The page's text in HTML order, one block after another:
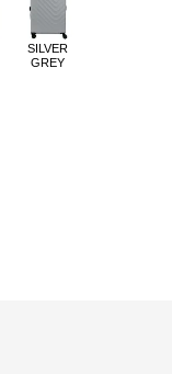
SILVER
GREY